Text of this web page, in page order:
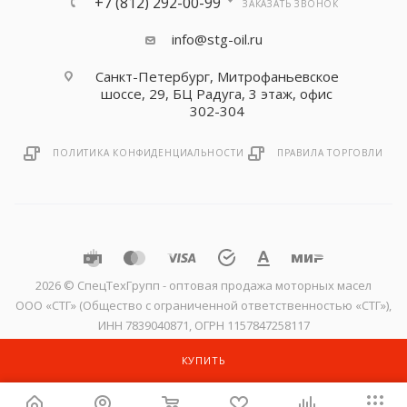
КУПИТЬ
ЗАКАЗАТЬ ЗВОНОК
info@stg-oil.ru
Санкт-Петербург, Митрофаньевское
шоссе, 29, БЦ Радуга, 3 этаж, офис
302-304
ПОЛИТИКА КОНФИДЕНЦИАЛЬНОСТИ ПРАВИЛА ТОРГОВЛИ
2026 © CпецТехГрупп - оптовая продажа моторных масел
ООО «СТГ» (Общество с ограниченной ответственностью «СТГ»),
ИНН 7839040871, ОГРН 1157847258117